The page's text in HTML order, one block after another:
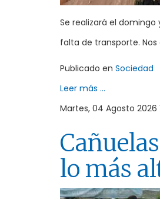
Se realizará el
falta de transporte.
Publicado en Sociedad
Leer más ...
Martes, 04 Agosto 2026
lo más